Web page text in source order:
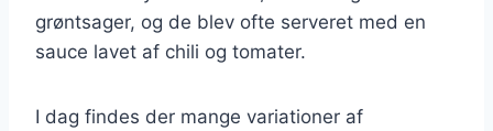
grøntsager, og de blev ofte serveret med en
sauce lavet af chili og tomater.
I dag findes der mange variationer af